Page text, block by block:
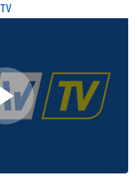
TV